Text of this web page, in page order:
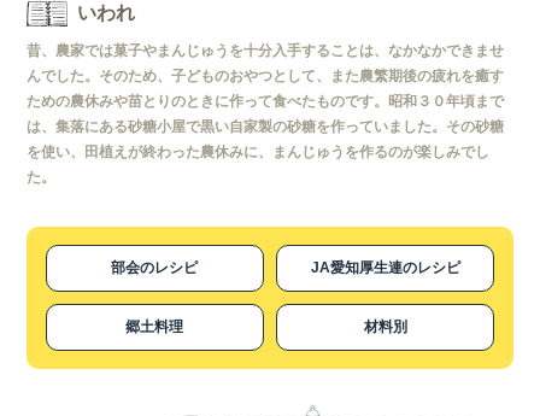
いわれ
昔、農家では菓子やまんじゅうを十分入手することは、なかなかできませ
んでした。そのため、子どものおやつとして、また農繁期後の疲れを癒す
ための農休みや苗とりのときに作って食べたものです。昭和３０年頃まで
は、集落にある砂糖小屋で黒い自家製の砂糖を作っていました。その砂糖
を使い、田植えが終わった農休みに、まんじゅうを作るのが楽しみでし
た。
部会のレシピ JA愛知厚生連のレシピ
郷土料理 材料別